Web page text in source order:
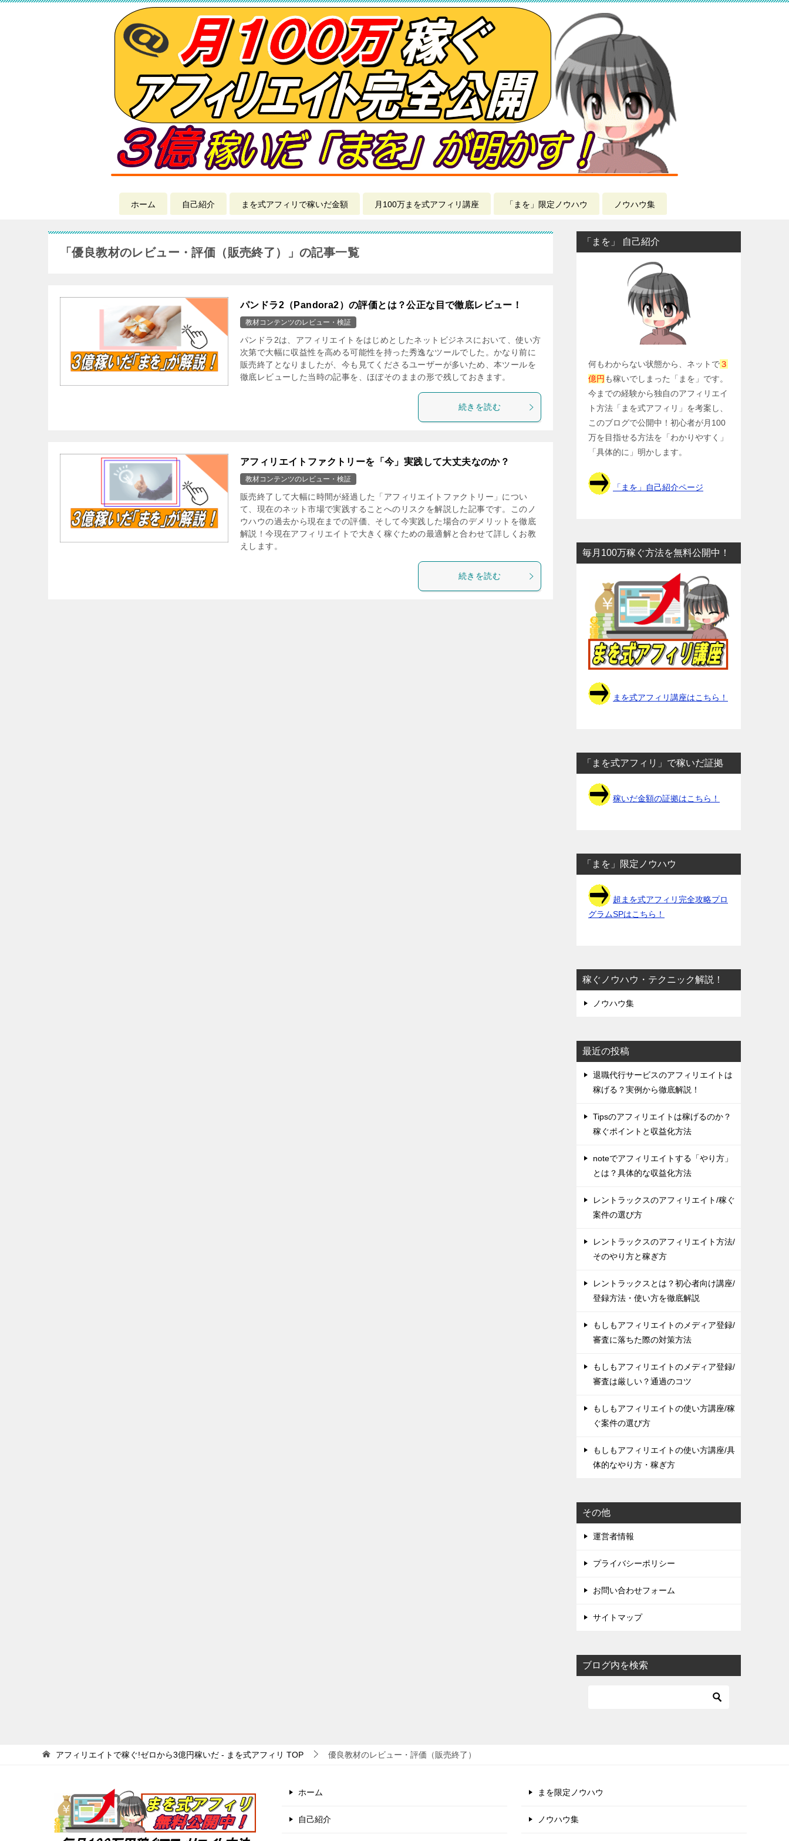
ホーム 自己紹介 まを式アフィリで稼いだ金額 月100万まを式アフィリ講座 「まを」限定ノウハウ ノウハウ集
「優良教材のレビュー・評価（販売終了）」の記事一覧
パンドラ2（Pandora2）の評価とは？公正な目で徹底レビュー！
教材コンテンツのレビュー・検証
パンドラ2は、アフィリエイトをはじめとしたネットビジネスにおいて、使い方
次第で大幅に収益性を高める可能性を持った秀逸なツールでした。かなり前に
販売終了となりましたが、今も見てくださるユーザーが多いため、本ツールを
徹底レビューした当時の記事を、ほぼそのままの形で残しておきます。
続きを読む
アフィリエイトファクトリーを「今」実践して大丈夫なのか？
教材コンテンツのレビュー・検証
販売終了して大幅に時間が経過した「アフィリエイトファクトリー」につい
て、現在のネット市場で実践することへのリスクを解説した記事です。このノ
ウハウの過去から現在までの評価、そして今実践した場合のデメリットを徹底
解説！今現在アフィリエイトで大きく稼ぐための最適解と合わせて詳しくお教
えします。
続きを読む
「まを」 自己紹介
何もわからない状態から、ネットで３
億円 も稼いでしまった「まを」です。
今までの経験から独自のアフィリエイ
ト方法「まを式アフィリ」を考案し、
このブログで公開中！初心者が月100
万を目指せる方法を「わかりやすく」
「具体的に」明かします。
「まを」自己紹介ページ
毎月100万稼ぐ方法を無料公開中！
まを式アフィリ講座はこちら！
「まを式アフィリ」で稼いだ証拠
稼いだ金額の証拠はこちら！
「まを」限定ノウハウ
超まを式アフィリ完全攻略プロ
グラムSPはこちら！
稼ぐノウハウ・テクニック解説！
ノウハウ集
最近の投稿
退職代行サービスのアフィリエイトは
稼げる？実例から徹底解説！
Tipsのアフィリエイトは稼げるのか？
稼ぐポイントと収益化方法
noteでアフィリエイトする「やり方」
とは？具体的な収益化方法
レントラックスのアフィリエイト/稼ぐ
案件の選び方
レントラックスのアフィリエイト方法/
そのやり方と稼ぎ方
レントラックスとは？初心者向け講座/
登録方法・使い方を徹底解説
もしもアフィリエイトのメディア登録/
審査に落ちた際の対策方法
もしもアフィリエイトのメディア登録/
審査は厳しい？通過のコツ
もしもアフィリエイトの使い方講座/稼
ぐ案件の選び方
もしもアフィリエイトの使い方講座/具
体的なやり方・稼ぎ方
その他
運営者情報
プライバシーポリシー
お問い合わせフォーム
サイトマップ
ブログ内を検索
アフィリエイトで稼ぐ!ゼロから3億円稼いだ - まを式アフィリ TOP 優良教材のレビュー・評価（販売終了）
ホーム
自己紹介
まを限定ノウハウ
ノウハウ集